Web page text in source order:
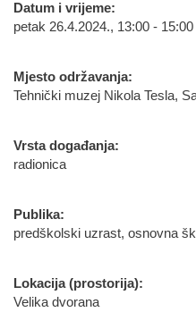
Datum i vrijeme:
petak 26.4.2024., 13:00 - 15:00
Mjesto održavanja:
Tehnički muzej Nikola Tesla,
Vrsta događanja:
radionica
Publika:
predškolski uzrast, osnovna
Lokacija (prostorija):
Velika dvorana